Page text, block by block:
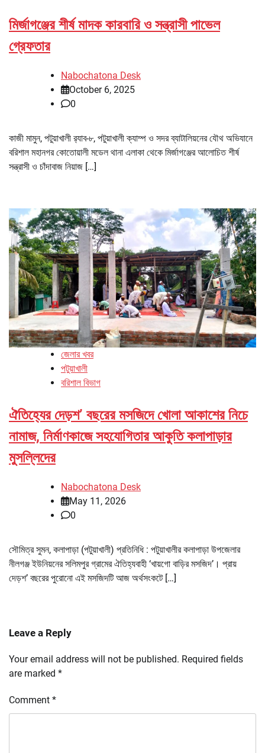
মির্জাগঞ্জের শীর্ষ মাদক কারবারি ও সন্ত্রাসী পাভেল
গ্রেফতার
Nabochatona Desk
October 6, 2025
0
কাজী মামুন, পটুয়াখালী র‌্যাব-৮, পটুয়াখালী ক্যাম্প ও সদর ব্যাটালিয়নের যৌথ অভিযানে
বরিশাল মহানগর কোতোয়ালী মডেল থানা এলাকা থেকে মির্জাগঞ্জের আলোচিত শীর্ষ
সন্ত্রাসী ও চাঁদাবাজ নিয়াজ […]
জেলার খবর
পটুয়াখালী
বরিশাল বিভাগ
ঐতিহ্যের দেড়শ’ বছরের মসজিদে খোলা আকাশের নিচে
নামাজ, নির্মাণকাজে সহযোগিতার আকুতি কলাপাড়ার
মুসল্লিদের
Nabochatona Desk
May 11, 2026
0
সৌমিত্র সুমন, কলাপাড়া (পটুয়াখালী) প্রতিনিধি : পটুয়াখালীর কলাপাড়া উপজেলার
নীলগঞ্জ ইউনিয়নের সলিমপুর গ্রামের ঐতিহ্যবাহী ‘খায়গো বাড়ির মসজিদ’। প্রায়
দেড়শ’ বছরের পুরোনো এই মসজিদটি আজ অর্থসংকটে […]
Leave a Reply
Your email address will not be published. Required fields
are marked *
Comment *